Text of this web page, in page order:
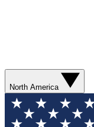
North America